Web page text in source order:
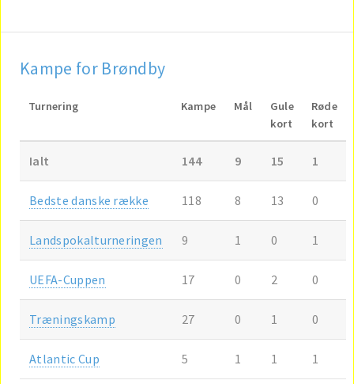
Kampe for Brøndby
Turnering Kampe Mål
Gule
kort
Røde
kort
Ialt 144 9 15 1
Bedste danske række 118 8 13 0
Landspokalturneringen 9 1 0 1
UEFA-Cuppen 17 0 2 0
Træningskamp 27 0 1 0
Atlantic Cup 5 1 1 1